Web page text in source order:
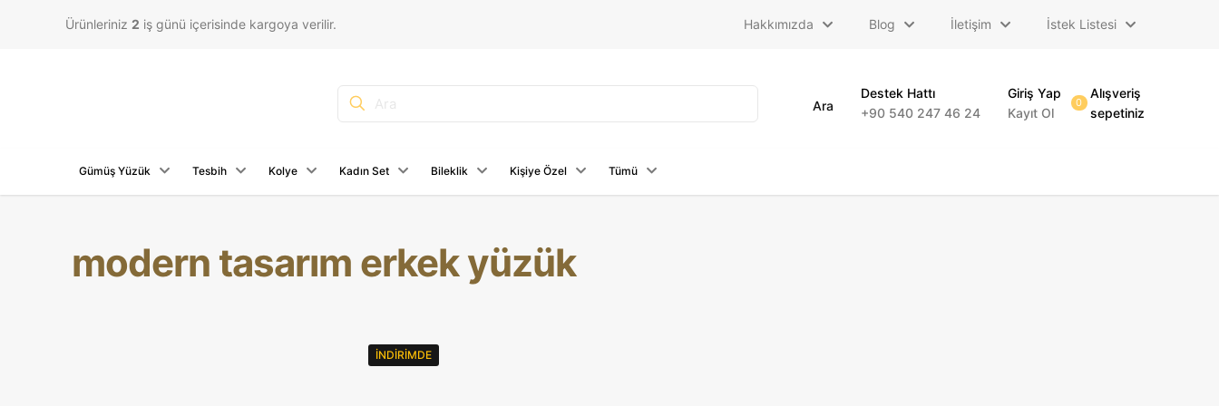
Ürünleriniz 2 iş günü içerisinde kargoya verilir. Hakkımızda Blog İletişim İstek Listesi
Ara
Destek Hattı
+90 540 247 46 24
Giriş Yap
Kayıt Ol
0
Alışveriş
sepetiniz
Gümüş Yüzük Tesbih Kolye Kadın Set Bileklik Kişiye Özel Tümü
modern tasarım erkek yüzük
İNDIRIMDE